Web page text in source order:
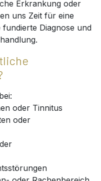
Erkrankung oder
uns Zeit für eine
Diagnose und
oder Tinnitus
oder